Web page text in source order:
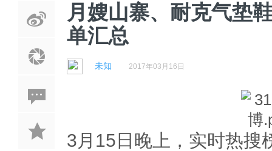
月嫂山寨、耐克气垫
单汇总
未知 2017年03月16日
3月15日晚上，实时热搜